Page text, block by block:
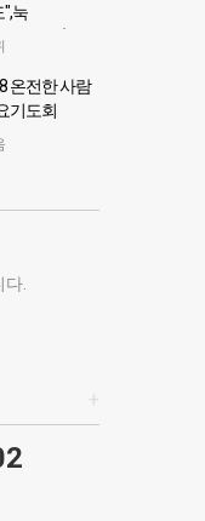
",눅
수)
수)
온전한 사람
기도회
사람이 되는 길
다.
+